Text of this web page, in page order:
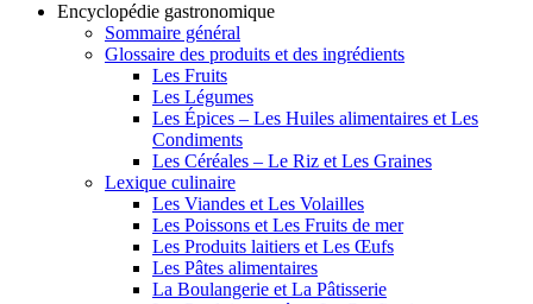
Encyclopédie gastronomique
Sommaire général
Glossaire des produits et des ingrédients
Les Fruits
Les Légumes
Les Épices – Les Huiles alimentaires et Les
Condiments
Les Céréales – Le Riz et Les Graines
Lexique culinaire
Les Viandes et Les Volailles
Les Poissons et Les Fruits de mer
Les Produits laitiers et Les Œufs
Les Pâtes alimentaires
La Boulangerie et La Pâtisserie